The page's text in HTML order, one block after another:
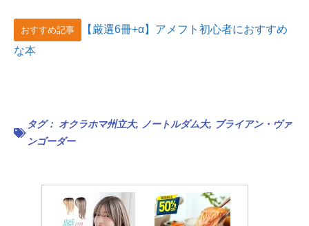
おすすめ記事
【厳選6冊+α】アメフト初心者におすすめ
な本
タグ： オクラホマ州立大, ノートルダム大, ブライアン・ヴァ
ンゴーダー